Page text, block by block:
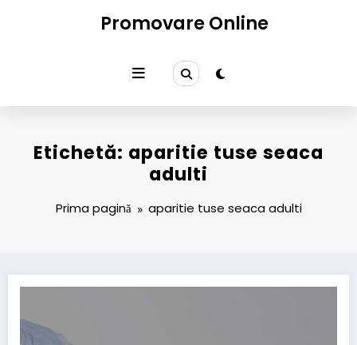
Promovare Online
Etichetă: aparitie tuse seaca
adulti
Prima pagină aparitie tuse seaca adulti